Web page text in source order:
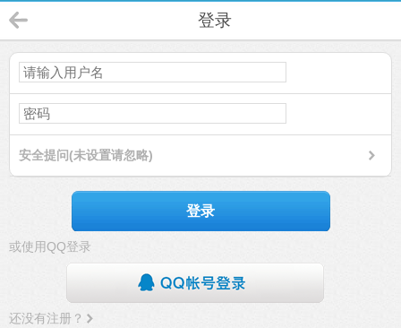
登录
安全提问(未设置请忽略)
登录
或使用QQ登录
还没有注册？